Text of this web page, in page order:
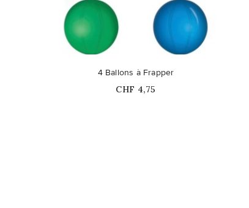
4 Ballons à Frapper
Prix
CHF 4,75